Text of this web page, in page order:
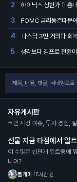
2 하이닉스 상한가 미춌
3 FOMC 금리동결때문
4 나스닥 3만 거의다 회
5 생각보다 김프로 전환
자유게시판
코인 시장 이슈, 투자 경험,
선물 지금 타점에서 알
이 수많은 십만개 알트중에 뭐가갈지 어떻게 알
니여?
불개미 ·15시간 전